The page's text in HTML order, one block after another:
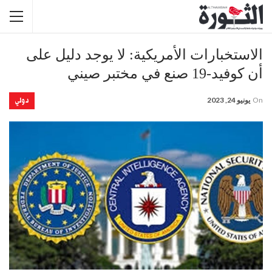
الاستخبارات الأمريكية: لا يوجد دليل على
أن كوفيد-19 صنع في مختبر صيني
دولي On يونيو 24, 2023